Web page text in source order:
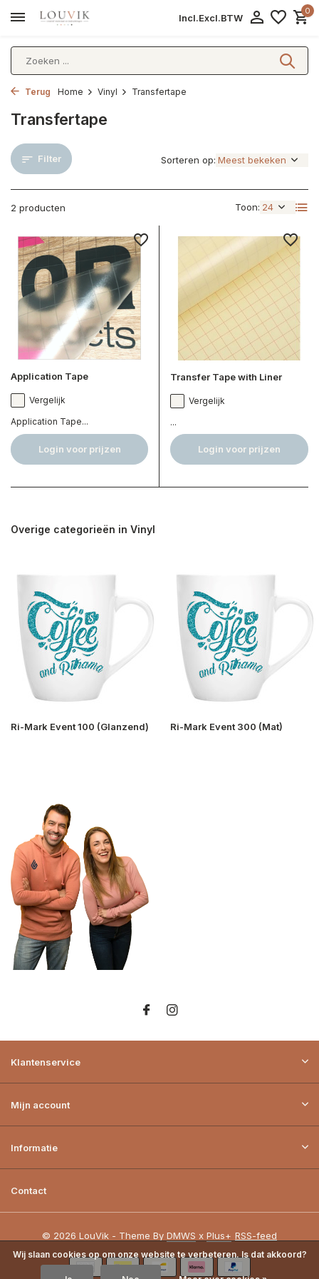
Incl.Excl.BTW
0
Terug Home Vinyl Transfertape
Transfertape
Filter
2 producten Toon:
Sorteren op:
Application Tape
Vergelijk
Application Tape...
Login voor prijzen
Transfer Tape with Liner
Vergelijk
...
Login voor prijzen
Overige categorieën in Vinyl
Ri-Mark Event 100 (Glanzend) Ri-Mark Event 300 (Mat)
Klantenservice
Mijn account
Informatie
Contact
© 2026 LouVik - Theme By DMWS x Plus+ RSS-feed
Wij slaan cookies op om onze website te verbeteren. Is dat akkoord?